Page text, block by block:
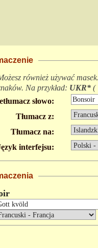
również używać
Na przykład: UKR* (
słowo:
Tłumacz z:
Tłumacz na:
interfejsu: